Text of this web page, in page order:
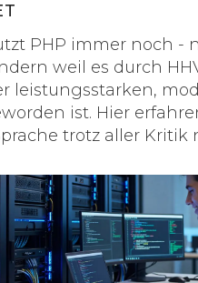
PHP immer noch -
weil es durch
leistungsstarken,
ist. Hier
trotz aller Kritik